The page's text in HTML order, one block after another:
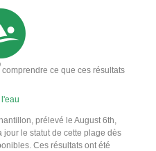
ce que ces résultats
prélevé le August 6th,
le statut de cette plage dès
Ces résultats ont été